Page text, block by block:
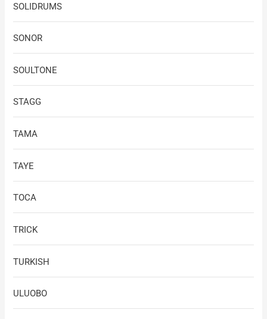
SOLIDRUMS
SONOR
SOULTONE
STAGG
TAMA
TAYE
TOCA
TRICK
TURKISH
ULUOBO